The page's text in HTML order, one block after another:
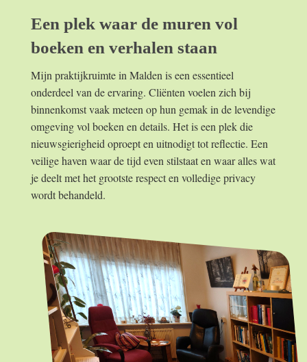
Een plek waar de muren vol
boeken en verhalen staan
Mijn praktijkruimte in Malden is een essentieel
onderdeel van de ervaring. Cliënten voelen zich bij
binnenkomst vaak meteen op hun gemak in de levendige
omgeving vol boeken en details. Het is een plek die
nieuwsgierigheid oproept en uitnodigt tot reflectie. Een
veilige haven waar de tijd even stilstaat en waar alles wat
je deelt met het grootste respect en volledige privacy
wordt behandeld.